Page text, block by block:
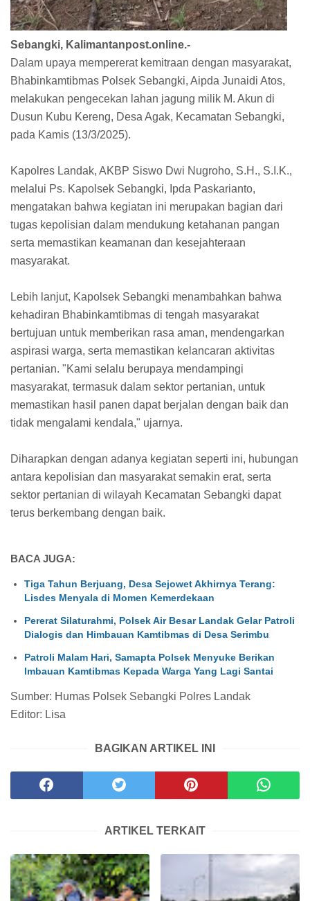
Sebangki, Kalimantanpost.online.-
Dalam upaya mempererat kemitraan dengan masyarakat,
Bhabinkamtibmas Polsek Sebangki, Aipda Junaidi Atos,
melakukan pengecekan lahan jagung milik M. Akun di
Dusun Kubu Kereng, Desa Agak, Kecamatan Sebangki,
pada Kamis (13/3/2025).
Kapolres Landak, AKBP Siswo Dwi Nugroho, S.H., S.I.K.,
melalui Ps. Kapolsek Sebangki, Ipda Paskarianto,
mengatakan bahwa kegiatan ini merupakan bagian dari
tugas kepolisian dalam mendukung ketahanan pangan
serta memastikan keamanan dan kesejahteraan
masyarakat.
Lebih lanjut, Kapolsek Sebangki menambahkan bahwa
kehadiran Bhabinkamtibmas di tengah masyarakat
bertujuan untuk memberikan rasa aman, mendengarkan
aspirasi warga, serta memastikan kelancaran aktivitas
pertanian. "Kami selalu berupaya mendampingi
masyarakat, termasuk dalam sektor pertanian, untuk
memastikan hasil panen dapat berjalan dengan baik dan
tidak mengalami kendala," ujarnya.
Diharapkan dengan adanya kegiatan seperti ini, hubungan
antara kepolisian dan masyarakat semakin erat, serta
sektor pertanian di wilayah Kecamatan Sebangki dapat
terus berkembang dengan baik.
BACA JUGA:
Tiga Tahun Berjuang, Desa Sejowet Akhirnya Terang:
Lisdes Menyala di Momen Kemerdekaan
Pererat Silaturahmi, Polsek Air Besar Landak Gelar Patroli
Dialogis dan Himbauan Kamtibmas di Desa Serimbu
Patroli Malam Hari, Samapta Polsek Menyuke Berikan
Imbauan Kamtibmas Kepada Warga Yang Lagi Santai
Sumber: Humas Polsek Sebangki Polres Landak
Editor: Lisa
BAGIKAN ARTIKEL INI
ARTIKEL TERKAIT